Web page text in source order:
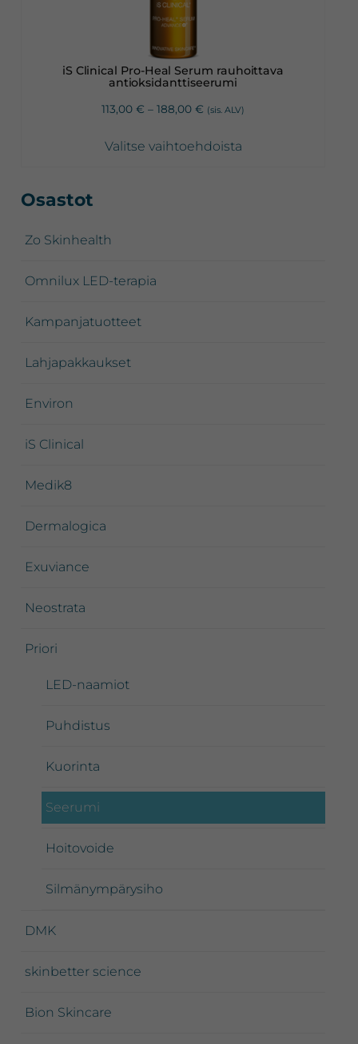
iS Clinical Pro-Heal Serum rauhoittava
antioksidanttiseerumi
113,00 € – 188,00 € Hintaluokka:
-
(sis. ALV)
Valitse vaihtoehdoista
Ensisijainen
Osastot
Zo Skinhealth
Omnilux LED-terapia
Kampanjatuotteet
Lahjapakkaukset
Environ
iS Clinical
Medik8
Dermalogica
Exuviance
Neostrata
Priori
LED-naamiot
Puhdistus
Kuorinta
Seerumi
Hoitovoide
Silmänympärysiho
DMK
skinbetter science
Bion Skincare